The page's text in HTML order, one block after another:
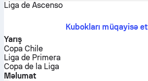
Liga de Ascenso
Kubokları müqayisə et
Yarış
Copa Chile
Liga de Primera
Copa de la Liga
Məlumat